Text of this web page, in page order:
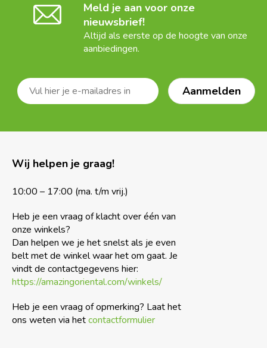
Meld je aan voor onze
nieuwsbrief!
Altijd als eerste op de hoogte van onze
aanbiedingen.
Wij helpen je graag!
10:00 – 17:00 (ma. t/m vrij.)
Heb je een vraag of klacht over één van
onze winkels?
Dan helpen we je het snelst als je even
belt met de winkel waar het om gaat. Je
vindt de contactgegevens hier:
https://amazingoriental.com/winkels/
Heb je een vraag of opmerking? Laat het
ons weten via hetcontactformulier